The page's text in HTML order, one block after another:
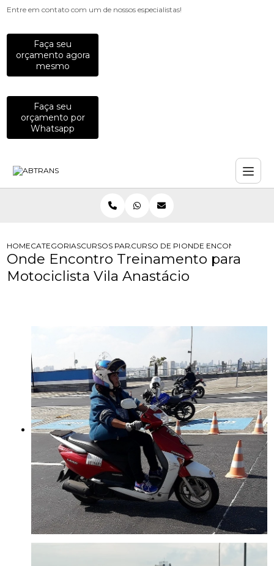
Entre em contato com um de nossos especialistas!
Faça seu
orçamento agora
mesmo
Faça seu
orçamento por
Whatsapp
HOMECATEGORIASCURSOS PARA MOTOCICLISTAS
CURSO DE PILOTAGEM PARA
ONDE ENCONTRO
Onde Encontro Treinamento para
Motociclista Vila Anastácio